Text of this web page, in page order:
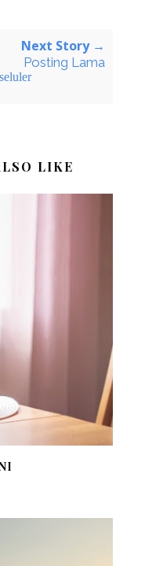
Next Story →
Posting Lama
LIKE